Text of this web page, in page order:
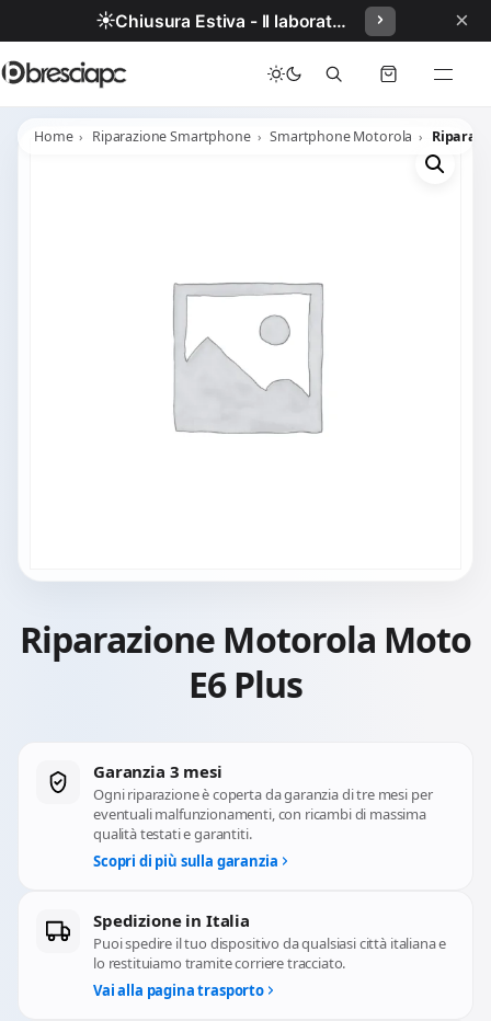
☀️ Chiusura Estiva - Il laboratorio resterà chiuso per ferie dal 29/06/2026 al 05/07/2026 compresi. ×
Home Riparazione Smartphone Smartphone Motorola
Riparazione Motorola Moto
E6 Plus
Garanzia 3 mesi
Ogni riparazione è coperta da garanzia di tre mesi per
eventuali malfunzionamenti, con ricambi di massima
qualità testati e garantiti.
Scopri di più sulla garanzia
Spedizione in Italia
Puoi spedire il tuo dispositivo da qualsiasi città italiana e
lo restituiamo tramite corriere tracciato.
Vai alla pagina trasporto